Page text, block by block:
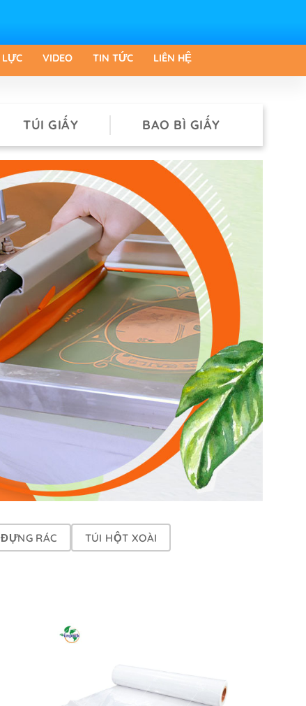
VIDEO TIN TỨC LIÊN HỆ
TÚI GIẤY BAO BÌ GIẤY
RÁC TÚI HỘT XOÀI